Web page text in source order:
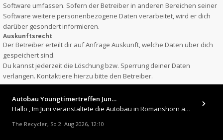
Software umfassen. Sofern der Betreiber in anderen Bereichen seiner
Software weitere personenbezogene Daten verarbeitet, wird er dich
darüber gesondert informieren.
Auskunftsrecht
Der Betreiber erteilt dir auf Anfrage Auskunft, welche Daten über dich
gespeichert sind.
Du kannst jederzeit die Löschung bzw. Sperrung deiner Daten
verlangen. Kontaktiere hierzu bitte den Betreiber.
Autobau Youngtimertreffen Jun…
Hallo , Im Juni veranstaltete die Autobau in Romanshorn auf ihrem Gelände ein kleines Youngtimertreffen : https://up.
The Recycler, So 2. Aug 2026, 12:10